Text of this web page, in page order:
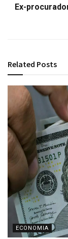
Ex-
Related Posts
ECONOMIA